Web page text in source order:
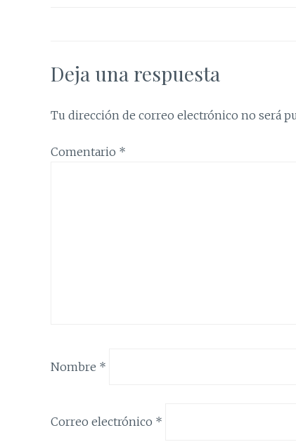
Deja una respuesta
Tu dirección de correo electrónico no será
Comentario *
Nombre *
Correo electrónico *